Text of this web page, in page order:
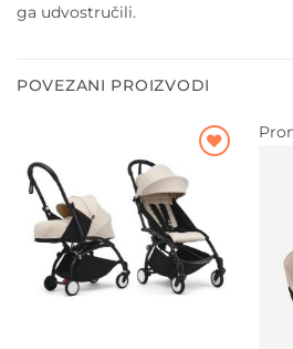
ga udvostručili.
POVEZANI PROIZVODI
na listu